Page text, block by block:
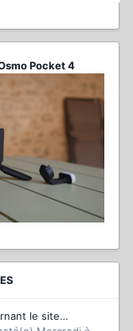
Pocket 4
le site